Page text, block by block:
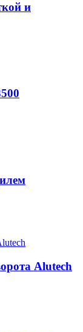
и
Alutech